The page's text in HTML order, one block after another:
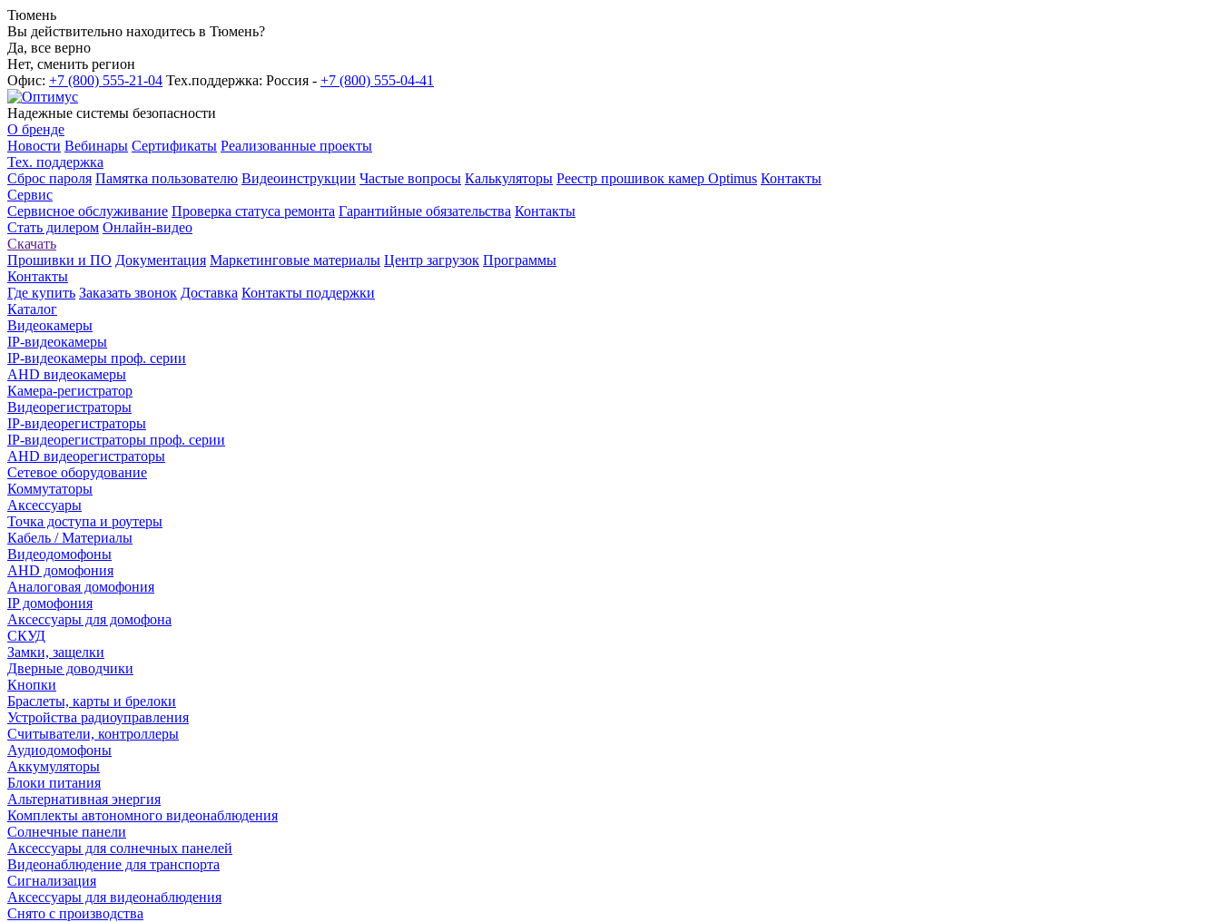
Тюмень
Вы действительно находитесь в Тюмень?
Да, все верно
Нет, сменить регион
Офис: +7 (800) 555-21-04 Тех.поддержка: Россия - +7 (800) 555-04-41
Надежные системы безопасности
О бренде
Новости Вебинары Сертификаты Реализованные проекты
Тех. поддержка
Сброс пароля Памятка пользователю Видеоинструкции Частые вопросы Калькуляторы Реестр прошивок камер Optimus Контакты
Сервис
Сервисное обслуживание Проверка статуса ремонта Гарантийные обязательства Контакты
Стать дилером Онлайн-видео
Скачать
Прошивки и ПО Документация Маркетинговые материалы Центр загрузок Программы
Контакты
Где купить Заказать звонок Доставка Контакты поддержки
Каталог
Видеокамеры
IP-видеокамеры
IP-видеокамеры проф. серии
AHD видеокамеры
Камера-регистратор
Видеорегистраторы
IP-видеорегистраторы
IP-видеорегистраторы проф. серии
AHD видеорегистраторы
Сетевое оборудование
Коммутаторы
Аксессуары
Точка доступа и роутеры
Кабель / Материалы
Видеодомофоны
AHD домофония
Аналоговая домофония
IP домофония
Аксессуары для домофона
СКУД
Замки, защелки
Дверные доводчики
Кнопки
Браслеты, карты и брелоки
Устройства радиоуправления
Считыватели, контроллеры
Аудиодомофоны
Аккумуляторы
Блоки питания
Альтернативная энергия
Комплекты автономного видеонаблюдения
Солнечные панели
Аксессуары для солнечных панелей
Видеонаблюдение для транспорта
Сигнализация
Аксессуары для видеонаблюдения
Снято с производства